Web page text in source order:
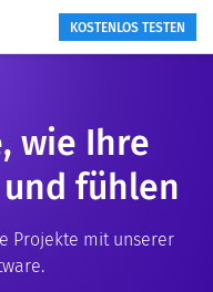
KOSTENLOS TESTEN
wie Ihre
fühlen
Projekte mit unserer